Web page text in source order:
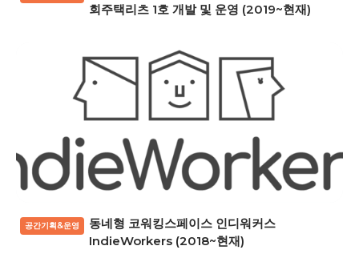
회주택리츠 1호 개발 및 운영 (2019~현재)
공간기획&운영
동네형 코워킹스페이스 인디워커스
IndieWorkers (2018~현재)